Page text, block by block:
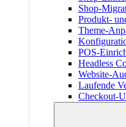
Shop-
Produkt-
Theme-
POS-
Headless
Website-
Laufende
Checkout-